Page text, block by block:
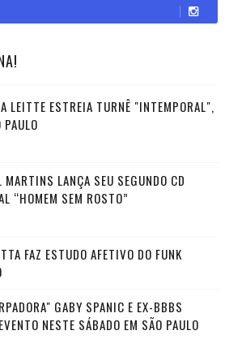
LEITTE ESTREIA TURNÊ "INTEMPORAL",
PAULO
MARTINS LANÇA SEU SEGUNDO CD
“HOMEM SEM ROSTO”
FAZ ESTUDO AFETIVO DO FUNK
GABY SPANIC E EX-BBBS
NESTE SÁBADO EM SÃO PAULO